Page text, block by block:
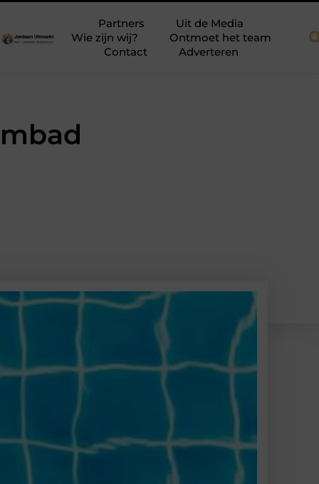
Partners
Uit de Media
Wie zijn wij?
Ontmoet het team
Contact
Adverteren